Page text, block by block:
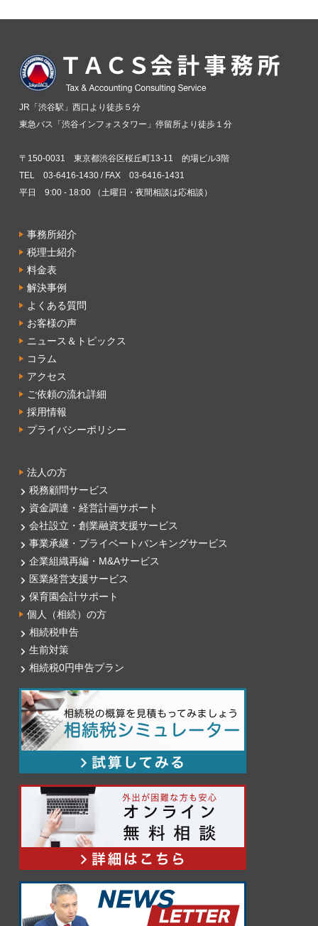
JR「渋谷駅」西口より徒歩５分
東急バス「渋谷インフォスタワー」停留所より徒歩１分
〒150-0031 東京都渋谷区桜丘町13-11 的場ビル3階
TEL 03-6416-1430 / FAX 03-6416-1431
平日 9:00 - 18:00 （土曜日・夜間相談は応相談）
事務所紹介
税理士紹介
料金表
解決事例
よくある質問
お客様の声
ニュース＆トピックス
コラム
アクセス
ご依頼の流れ詳細
採用情報
プライバシーポリシー
法人の方
税務顧問サービス
資金調達・経営計画サポート
会社設立・創業融資支援サービス
事業承継・プライベートバンキングサービス
企業組織再編・M&Aサービス
医業経営支援サービス
保育園会計サポート
個人（相続）の方
相続税申告
生前対策
相続税0円申告プラン